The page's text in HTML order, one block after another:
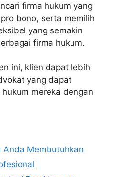
firma hukum yang
bono, serta memilih
yang semakin
firma hukum.
ini, klien dapat lebih
yang dapat
mereka dengan
Anda Membutuhkan